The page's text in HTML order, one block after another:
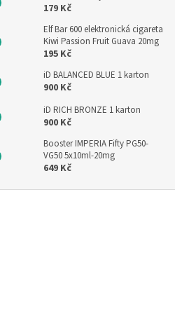
179 Kč
Elf Bar 600 elektronická cigareta
Kiwi Passion Fruit Guava 20mg
195 Kč
iD BALANCED BLUE 1 karton
900 Kč
iD RICH BRONZE 1 karton
900 Kč
Booster IMPERIA Fifty PG50-
VG50 5x10ml-20mg
649 Kč